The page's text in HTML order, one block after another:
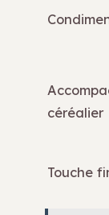
céréalier
Touche